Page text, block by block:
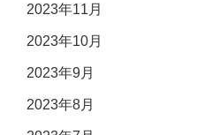
2023年11月
2023年10月
2023年9月
2023年8月